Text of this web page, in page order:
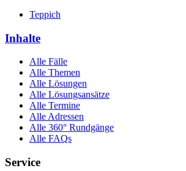
Teppich
Inhalte
Alle Fälle
Alle Themen
Alle Lösungen
Alle Lösungsansätze
Alle Termine
Alle Adressen
Alle 360° Rundgänge
Alle FAQs
Service